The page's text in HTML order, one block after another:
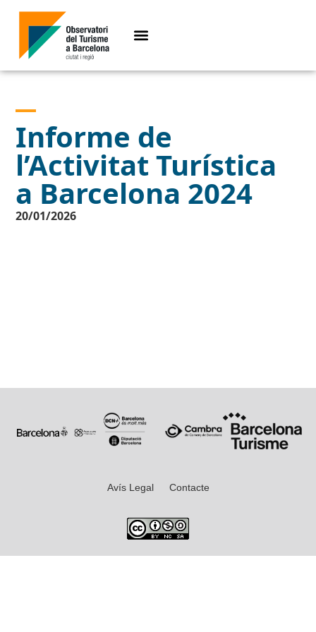
Informe de
l’Activitat Turística
a Barcelona 2024
20/01/2026
Avís Legal Contacte